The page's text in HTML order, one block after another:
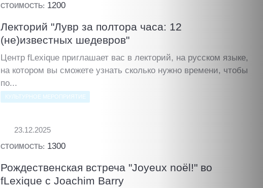
СТОИМОСТЬ: 1200
Лекторий "Лувр за полтора часа: 12
(не)известных шедевров"
Центр fLexique приглашает вас в лекторий, на русском языке,
на котором вы сможете узнать сколько нужно времени, чтобы
по...
КУЛЬТУРНОЕ МЕРОПРИЯТИЕ
23.12.2025
СТОИМОСТЬ: 1300
Рождественская встреча "Joyeux noël!" во
fLexique c Joachim Barry